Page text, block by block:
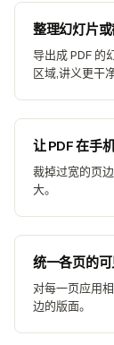
整理幻灯片
导出成 PDF 的
区域,讲义更干净
让 PDF 在手
裁掉过宽的页
大。
统一各页的
对每一页应用
边的版面。